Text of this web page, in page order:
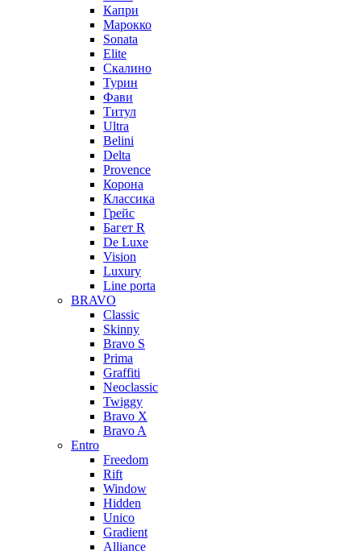
Капри
Марокко
Sonata
Elite
Скалино
Турин
Фави
Титул
Ultra
Belini
Delta
Provence
Корона
Классика
Грейс
Багет R
De Luxe
Vision
Luxury
Line porta
BRAVO
Classic
Skinny
Bravo S
Prima
Graffiti
Neoclassic
Twiggy
Bravo X
Bravo A
Entro
Freedom
Rift
Window
Hidden
Unico
Gradient
Alliance